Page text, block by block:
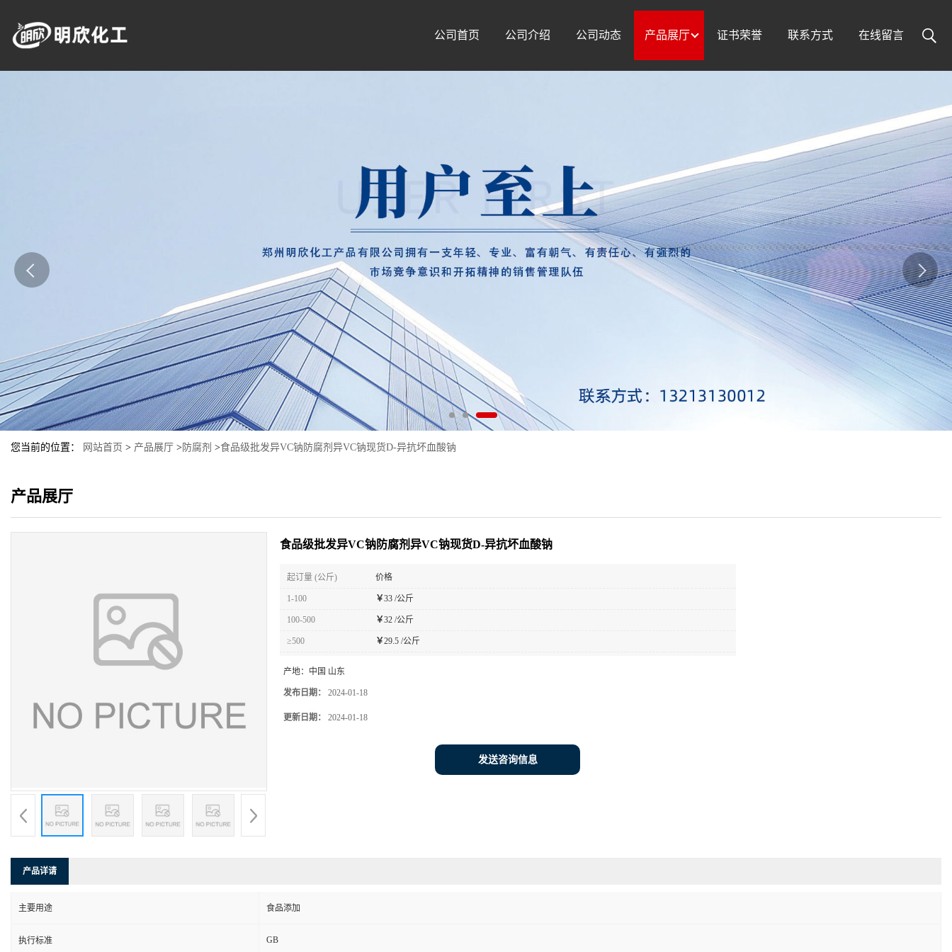
公司首页 公司介绍 公司动态 产品展厅 证书荣誉 联系方式 在线留言
您当前的位置： 网站首页 > 产品展厅 >防腐剂 >食品级批发异VC钠防腐剂异VC钠现货D-异抗坏血酸钠
产品展厅
食品级批发异VC钠防腐剂异VC钠现货D-异抗坏血酸钠
起订量 (公斤) 价格
1-100 ￥33 /公斤
100-500 ￥32 /公斤
≥500 ￥29.5 /公斤
产地： 中国 山东
发布日期： 2024-01-18
更新日期： 2024-01-18
发送咨询信息
产品详请
主要用途 食品添加
执行标准 GB